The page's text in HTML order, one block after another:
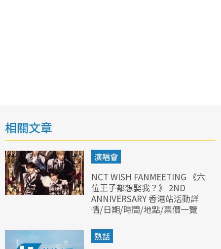
相關文章
演唱會
NCT WISH FANMEETING 《六
位王子都想娶我？》 2ND
ANNIVERSARY 香港站活動詳
情/日期/時間/地點/票價一覽
熱話